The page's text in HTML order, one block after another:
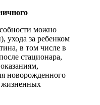
можно
ухода за ребенком
в том числе в
стационара,
новорожденного
жизненных